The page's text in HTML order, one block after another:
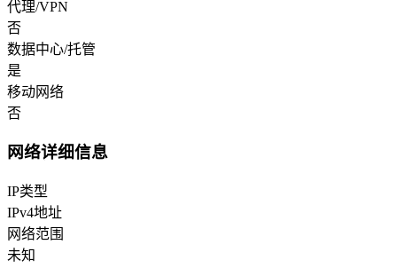
代理/VPN
否
数据中心/托管
是
移动网络
否
网络详细信息
IP类型
IPv4地址
网络范围
未知